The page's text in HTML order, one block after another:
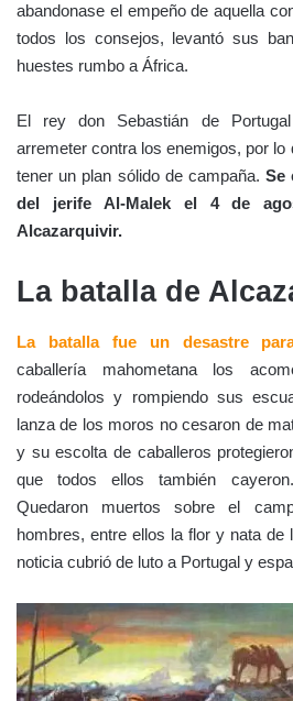
abandonase el empeño de aquella
todos los consejos, levantó sus
huestes rumbo a África.
El rey don Sebastián de
arremeter contra los enemigos, por lo
tener un plan sólido de campaña.Se
del jerife Al-Malek el 4 de
Alcazarquivir.
La batalla de
La batalla fue un desastre
caballería mahometana los
rodeándolos y rompiendo sus
lanza de los moros no cesaron de
y su escolta de caballeros
que todos ellos también
Quedaron muertos sobre el
hombres, entre ellos la flor y nata de
noticia cubrió de luto a Portugal y